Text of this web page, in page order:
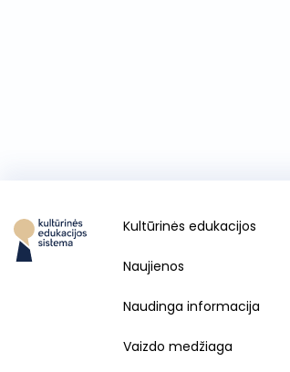
Kultūrinės edukacijos
Naujienos
Naudinga informacija
Vaizdo medžiaga